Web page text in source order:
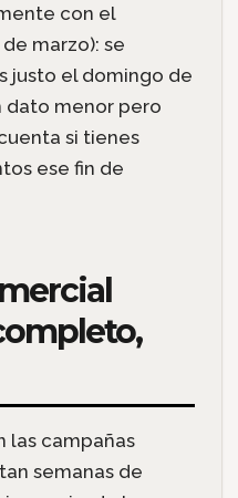
con el
marzo): se
justo el domingo de
dato menor pero
si tienes
ese fin de
las campañas
semanas de